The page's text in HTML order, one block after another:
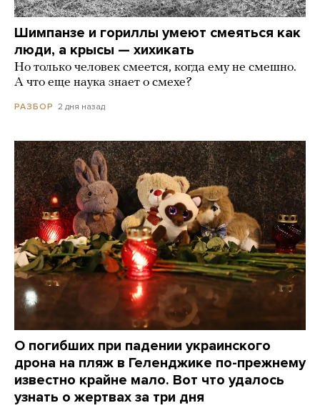
Шимпанзе и гориллы умеют смеяться как
люди, а крысы — хихикать
Но только человек смеется, когда ему не смешно.
А что еще наука знает о смехе?
РАЗБОР 2 дня назад
О погибших при падении украинского
дрона на пляж в Геленджике по-прежнему
известно крайне мало. Вот что удалось
узнать о жертвах за три дня